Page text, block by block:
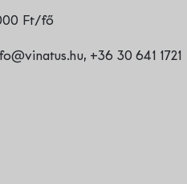
Ft/fő
+36 30 641 1721